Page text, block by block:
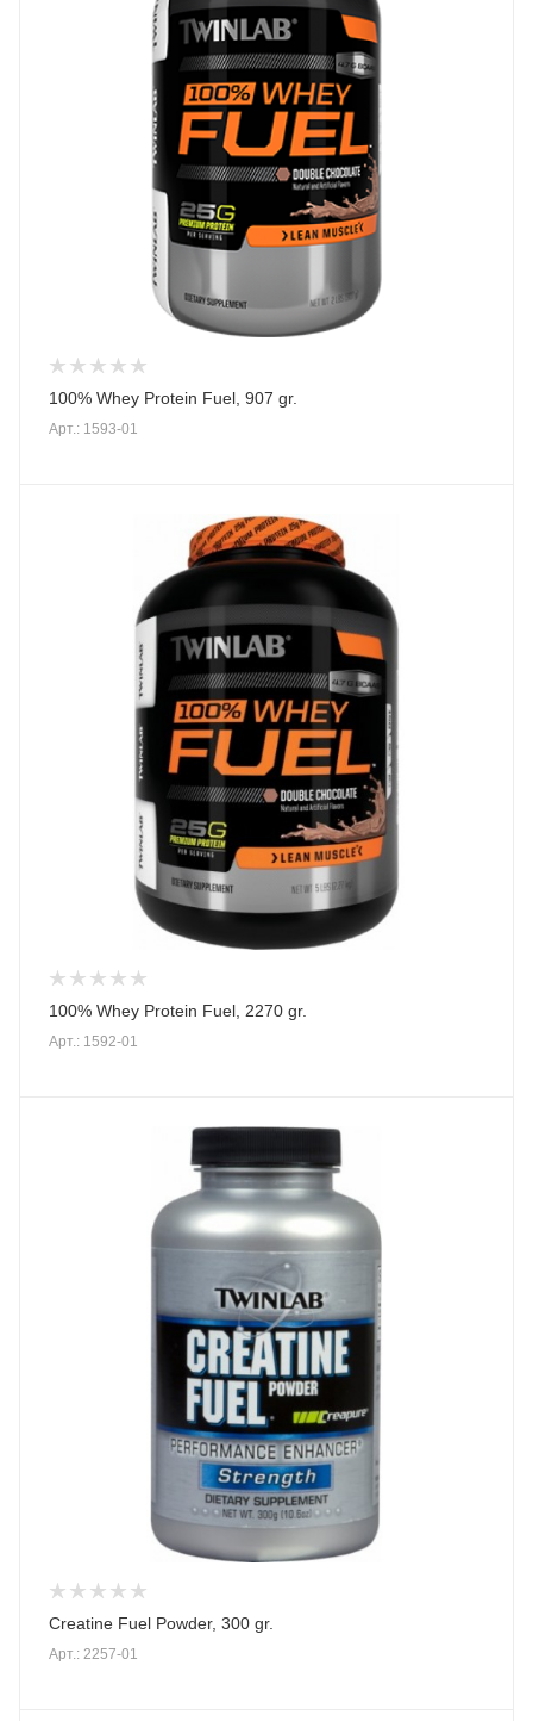
100% Whey Protein Fuel, 907 gr.
Арт.: 1593-01
100% Whey Protein Fuel, 2270 gr.
Арт.: 1592-01
Creatine Fuel Powder, 300 gr.
Арт.: 2257-01